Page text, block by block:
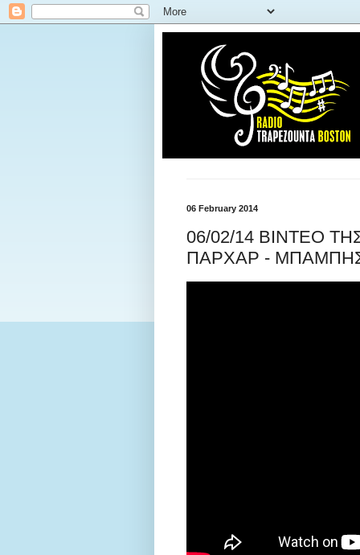
06 February 2014
06/02/14 ΒΙΝΤΕΟ
ΠΑΡΧΑΡ -